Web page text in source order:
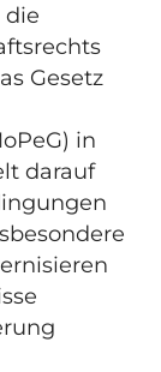
die
Gesetz
in
darauf